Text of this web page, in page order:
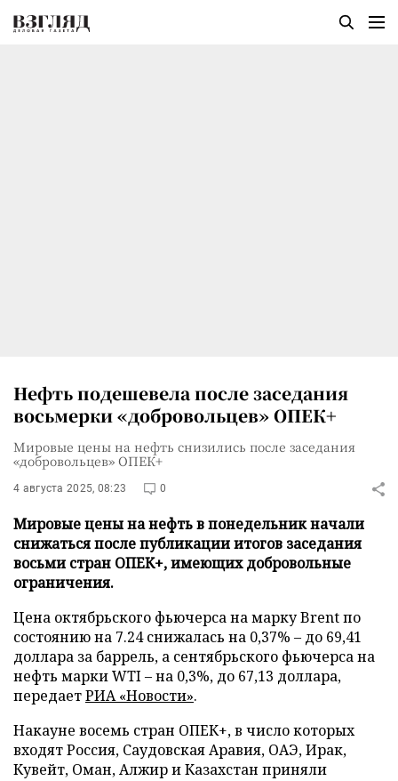
Нефть подешевела после заседания
восьмерки «добровольцев» ОПЕК+
Мировые цены на нефть снизились после заседания
«добровольцев» ОПЕК+
4 августа 2025, 08:23 0
Мировые цены на нефть в понедельник начали
снижаться после публикации итогов заседания
восьми стран ОПЕК+, имеющих добровольные
ограничения.
Цена октябрьского фьючерса на марку Brent по
состоянию на 7.24 снижалась на 0,37% – до 69,41
доллара за баррель, а сентябрьского фьючерса на
нефть марки WTI – на 0,3%, до 67,13 доллара,
передаетРИА «Новости».
Накауне восемь стран ОПЕК+, в число которых
входят Россия, Саудовская Аравия, ОАЭ, Ирак,
Кувейт, Оман, Алжир и Казахстан приняли